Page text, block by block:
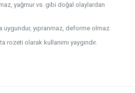
yağmur vs. gibi doğal olaylardan
uygundur, yıpranmaz, deforme olmaz.
rozeti olarak kullanımı yaygındır.